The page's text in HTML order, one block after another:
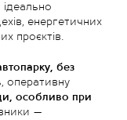
ідеально
енергетичних
проєктів.
без
оперативну
особливо при
—